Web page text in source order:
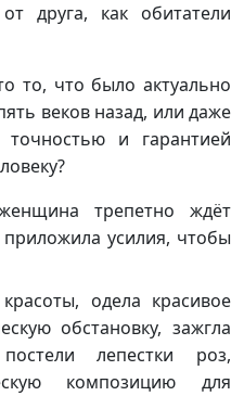
друга, как обитатели
то, что было актуально
веков назад, или даже
и гарантией
трепетно ждёт
усилия, чтобы
одела красивое
обстановку, зажгла
лепестки роз,
композицию для